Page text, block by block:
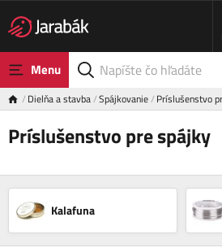
Menu
Dielňa a stavba Spájkovanie Príslušenstvo
Príslušenstvo pre spájky
Kalafuna